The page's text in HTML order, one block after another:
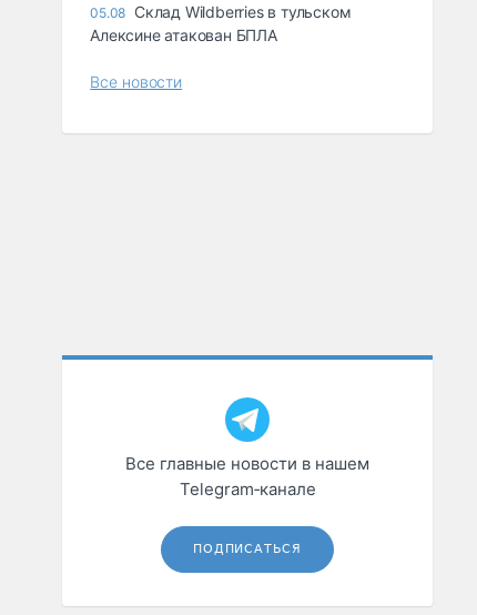
05.08 Склад Wildberries в тульском
Алексине атакован БПЛА
Все новости
Все главные новости в нашем
Telegram‑канале
ПОДПИСАТЬСЯ